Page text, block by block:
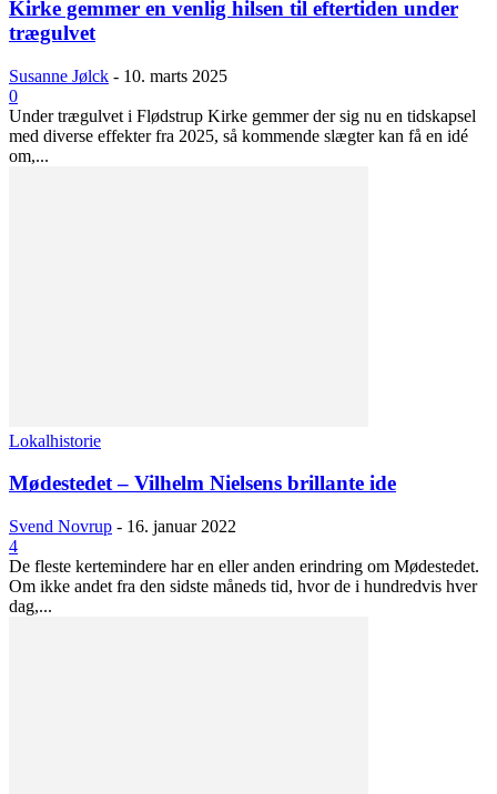
Kirke gemmer en venlig hilsen til eftertiden under
trægulvet
Susanne Jølck - 10. marts 2025
0
Under trægulvet i Flødstrup Kirke gemmer der sig nu en tidskapsel
med diverse effekter fra 2025, så kommende slægter kan få en idé
om,...
Lokalhistorie
Mødestedet – Vilhelm Nielsens brillante ide
Svend Novrup - 16. januar 2022
4
De fleste kertemindere har en eller anden erindring om Mødestedet.
Om ikke andet fra den sidste måneds tid, hvor de i hundredvis hver
dag,...